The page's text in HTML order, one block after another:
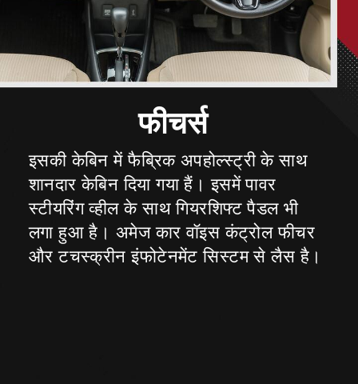
फीचर्स
इसकी केबिन में फैब्रिक अपहोल्स्ट्री के साथ
शानदार केबिन दिया गया हैं। इसमें पावर
स्टीयरिंग व्हील के साथ गियरशिफ्ट पैडल भी
लगा हुआ है। अमेज कार वॉइस कंट्रोल फीचर